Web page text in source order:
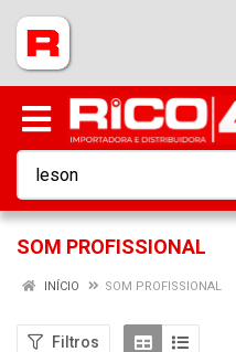
SOM PROFISSIONAL
INÍCIO SOM PROFISSIONAL
Filtros